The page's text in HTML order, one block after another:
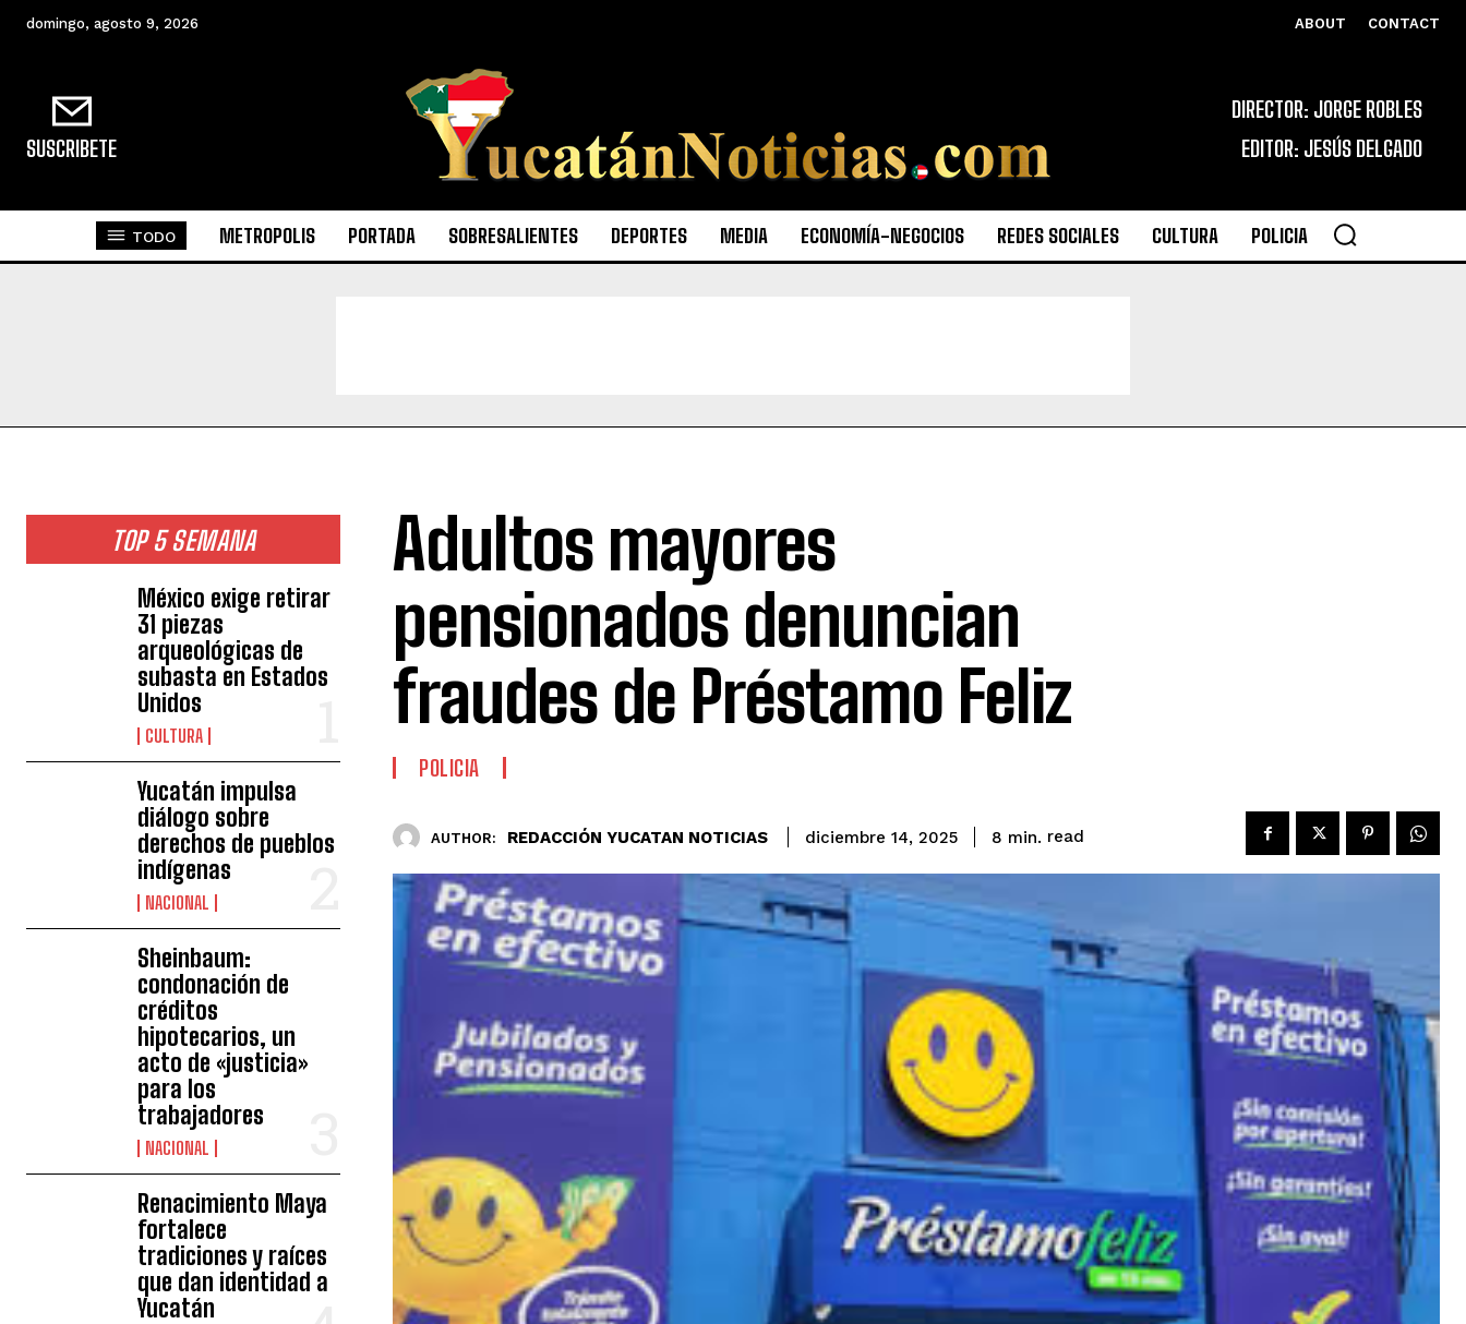
domingo, agosto 9, 2026 ABOUT CONTACT
SUSCRIBETE
DIRECTOR: JORGE ROBLES
EDITOR: JESÚS DELGADO
TODO METROPOLIS PORTADA SOBRESALIENTES DEPORTES MEDIA ECONOMÍA-NEGOCIOS REDES SOCIALES CULTURA POLICIA
TOP 5 SEMANA
México exige retirar
31 piezas
arqueológicas de
subasta en Estados
Unidos
CULTURA
Yucatán impulsa
diálogo sobre
derechos de pueblos
indígenas
NACIONAL
Sheinbaum:
condonación de
créditos
hipotecarios, un
acto de «justicia»
para los
trabajadores
NACIONAL
Renacimiento Maya
fortalece
tradiciones y raíces
que dan identidad a
Yucatán
Adultos mayores
pensionados denuncian
fraudes de Préstamo Feliz
POLICIA
AUTHOR: REDACCIÓN YUCATAN NOTICIAS diciembre 14, 2025 8 min. read